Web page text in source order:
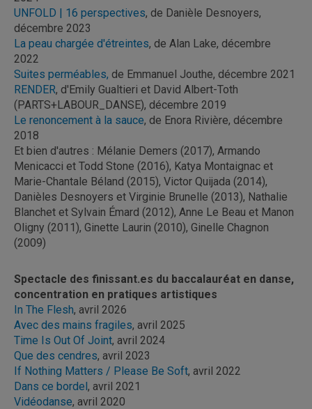
UNFOLD | 16 perspectives, de Danièle Desnoyers,
décembre 2023
La peau chargée d'étreintes, de Alan Lake, décembre
2022
Suites perméables, de Emmanuel Jouthe, décembre 2021
RENDER, d'Emily Gualtieri et David Albert-Toth
(PARTS+LABOUR_DANSE), décembre 2019
Le renoncement à la sauce, de Enora Rivière, décembre
2018
Et bien d'autres : Mélanie Demers (2017), Armando
Menicacci et Todd Stone (2016), Katya Montaignac et
Marie-Chantale Béland (2015), Victor Quijada (2014),
Danièles Desnoyers et Virginie Brunelle (2013), Nathalie
Blanchet et Sylvain Émard (2012), Anne Le Beau et Manon
Oligny (2011), Ginette Laurin (2010), Ginelle Chagnon
(2009)
Spectacle des finissant.es du baccalauréat en danse,
concentration en pratiques artistiques
In The Flesh, avril 2026
Avec des mains fragiles, avril 2025
Time Is Out Of Joint, avril 2024
Que des cendres, avril 2023
If Nothing Matters / Please Be Soft, avril 2022
Dans ce bordel, avril 2021
Vidéodanse, avril 2020